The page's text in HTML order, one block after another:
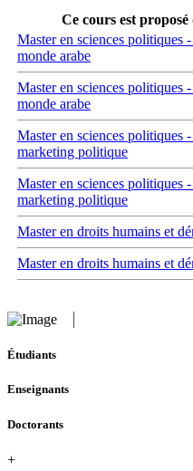
Ce cours est
Master en sciences politiques
monde arabe
Master en sciences politiques
monde arabe
Master en sciences politiques
marketing politique
Master en sciences politiques
marketing politique
Master en droits humains et
Master en droits humains et
Étudiants
Enseignants
Doctorants
+